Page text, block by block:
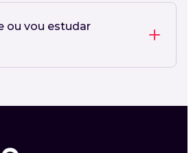
ou vou estudar